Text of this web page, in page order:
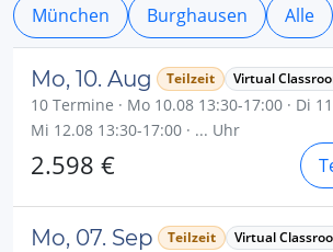
München
Burghausen Alle
Mo, 10. Aug Teilzeit Virtual
10 Termine · Mo 10.08 13:30-17:00 · Di
Mi 12.08 13:30-17:00 · ... Uhr
2.598 €
Mo, 07. Sep Teilzeit Virtual